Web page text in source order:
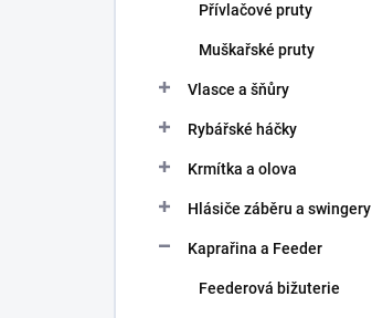
Přívlačové pruty
Muškařské pruty
Vlasce a šňůry
Rybářské háčky
Krmítka a olova
Hlásiče záběru a swingery
Kaprařina a Feeder
Feederová bižuterie